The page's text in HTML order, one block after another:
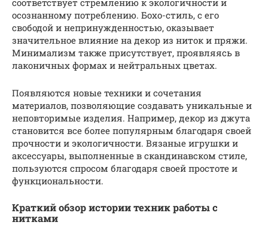
соответствует стремлению к экологичности и
осознанному потреблению. Бохо-стиль, с его
свободой и непринужденностью, оказывает
значительное влияние на декор из ниток и пряжи.
Минимализм также присутствует, проявляясь в
лаконичных формах и нейтральных цветах.
Появляются новые техники и сочетания
материалов, позволяющие создавать уникальные и
неповторимые изделия. Например, декор из джута
становится все более популярным благодаря своей
прочности и экологичности. Вязаные игрушки и
аксессуары, выполненные в скандинавском стиле,
пользуются спросом благодаря своей простоте и
функциональности.
Краткий обзор истории техник работы с
нитками